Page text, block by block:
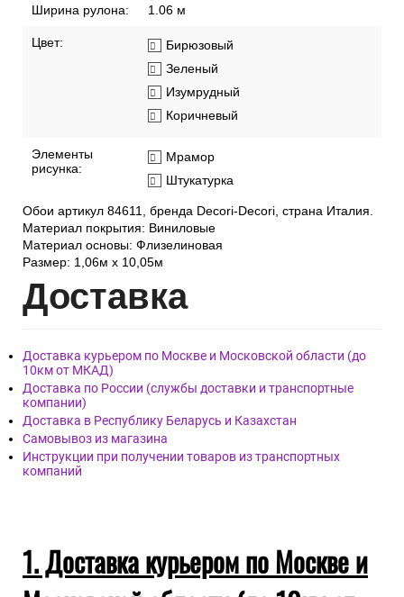
Ширина рулона: 1.06 м
Цвет:
Бирюзовый
Зеленый
Изумрудный
Коричневый
Элементы
рисунка:
Мрамор
Штукатурка
Обои артикул 84611, бренда Decori-Decori, страна Италия.
Материал покрытия: Виниловые
Материал основы: Флизелиновая
Размер: 1,06м х 10,05м
Доставка
Доставка курьером по Москве и Московской области (до
10км от МКАД)
Доставка по России (службы доставки и транспортные
компании)
Доставка в Республику Беларусь и Казахстан
Самовывоз из магазина
Инструкции при получении товаров из транспортных
компаний
1. Доставка курьером по Москве и